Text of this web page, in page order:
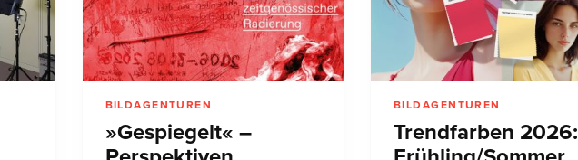
BILDAGENTUREN
»Gespiegelt« –
BILDAGENTUREN
Trendfarben 2026: